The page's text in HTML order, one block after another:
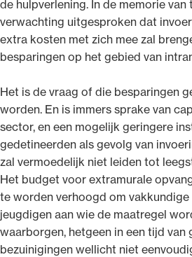
de hulpverlening. In de memorie
verwachting uitgesproken dat
extra kosten met zich mee zal
besparingen op het gebied van
Het is de vraag of die besparingen
worden. En is immers sprake van
sector, en een mogelijk geringere
gedetineerden als gevolg van
zal vermoedelijk niet leiden tot
Het budget voor extramurale
te worden verhoogd om
jeugdigen aan wie de maatregel
waarborgen, hetgeen in een tijd van
bezuinigingen wellicht niet